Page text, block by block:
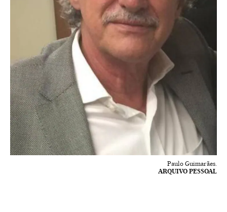
Paulo Guimarães.
ARQUIVO PESSOAL